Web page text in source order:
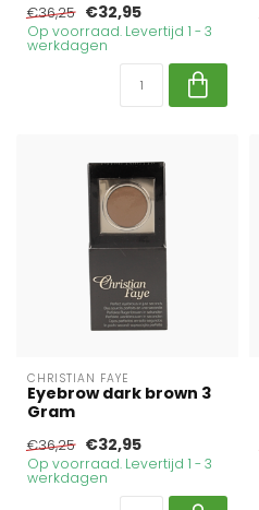
€36,25 €32,95
Op voorraad. Levertijd 1 - 3
werkdagen
CHRISTIAN FAYE
Eyebrow dark brown 3
Gram
€36,25 €32,95
Op voorraad. Levertijd 1 - 3
werkdagen